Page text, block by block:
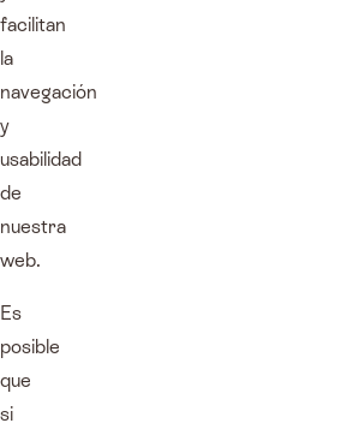
facilitan
la
navegación
y
usabilidad
de
nuestra
web.
Es
posible
que
si